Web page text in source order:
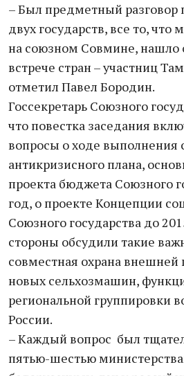
– Был предметный разговор
двух государств, все то, что
на союзном Совмине, нашло
встрече стран – участниц
отметил Павел Бородин.
Госсекретарь Союзного
что повестка заседания
вопросы о ходе выполнения
антикризисного плана,
проекта бюджета Союзного
год, о проекте Концепции
Союзного государства до
стороны обсудили такие
совместная охрана внешней
новых сельхозмашин,
региональной группировки
России.
– Каждый вопрос был
пятью-шестью